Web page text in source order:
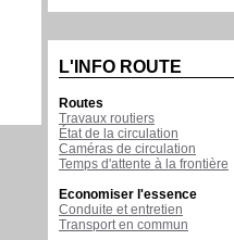
L'INFO ROUTE
Routes
Travaux routiers
État de la circulation
Caméras de circulation
Temps d'attente à la frontière
Economiser l'essence
Conduite et entretien
Transport en commun